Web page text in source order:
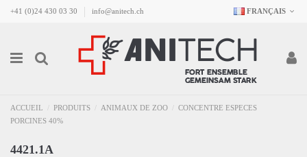
+41 (0)24 430 03 30 info@anitech.ch FRANÇAIS
ACCUEIL PRODUITS ANIMAUX DE ZOO
CONCENTRE ESPECES
PORCINES 40%
4421.1A